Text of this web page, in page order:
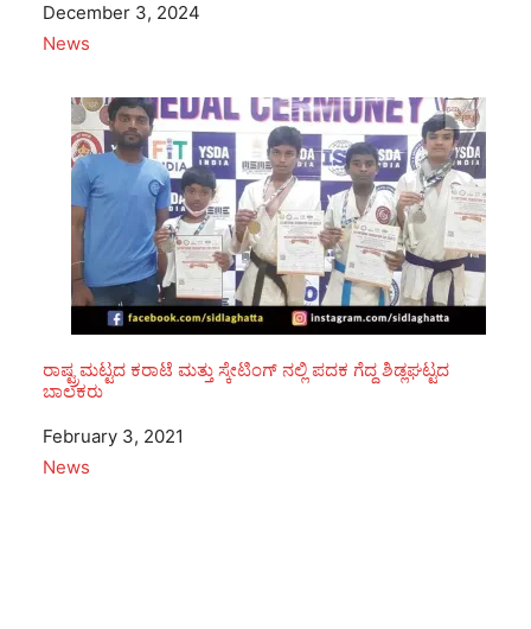
Date
December 3, 2024
In relation to
News
ರಾಷ್ಟ್ರಮಟ್ಟದ ಕರಾಟೆ ಮತ್ತು ಸ್ಕೇಟಿಂಗ್ ನಲ್ಲಿ ಪದಕ ಗೆದ್ದ ಶಿಡ್ಲಘಟ್ಟದ
ಬಾಲಕರು
Date
February 3, 2021
In relation to
News